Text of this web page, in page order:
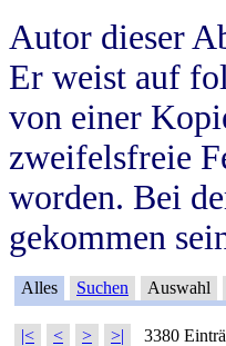
Autor dieser
Er weist auf
von einer
zweifelsfreie
worden. Bei
gekommen
Alles Suchen Auswahl
|< < > >| 3380